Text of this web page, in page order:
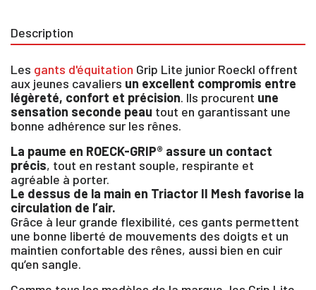
Description
Les gants d'équitation Grip Lite junior Roeckl offrent
aux jeunes cavaliers un excellent compromis entre
légèreté, confort et précision. Ils procurent une
sensation seconde peau tout en garantissant une
bonne adhérence sur les rênes.
La paume en ROECK-GRIP® assure un contact
précis, tout en restant souple, respirante et
agréable à porter.
Le dessus de la main en Triactor II Mesh favorise la
circulation de l’air.
Grâce à leur grande flexibilité, ces gants permettent
une bonne liberté de mouvements des doigts et un
maintien confortable des rênes, aussi bien en cuir
qu’en sangle.